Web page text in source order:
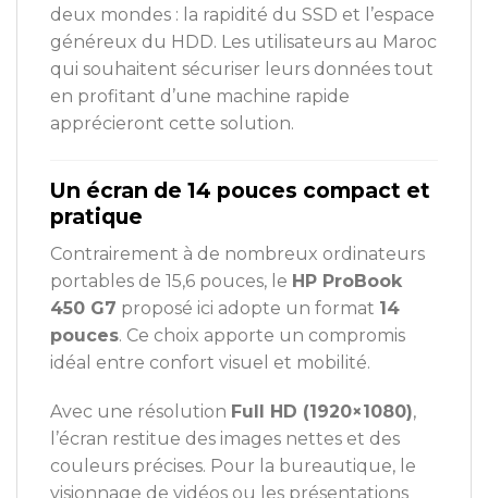
deux mondes : la rapidité du SSD et l’espace
généreux du HDD. Les utilisateurs au Maroc
qui souhaitent sécuriser leurs données tout
en profitant d’une machine rapide
apprécieront cette solution.
Un écran de 14 pouces compact et
pratique
Contrairement à de nombreux ordinateurs
portables de 15,6 pouces, le HP ProBook
450 G7 proposé ici adopte un format 14
pouces. Ce choix apporte un compromis
idéal entre confort visuel et mobilité.
Avec une résolution Full HD (1920×1080),
l’écran restitue des images nettes et des
couleurs précises. Pour la bureautique, le
visionnage de vidéos ou les présentations